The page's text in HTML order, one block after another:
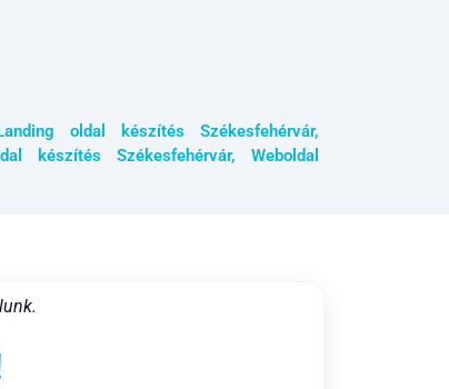
oldal készítés Székesfehérvár,
készítés Székesfehérvár, Weboldal